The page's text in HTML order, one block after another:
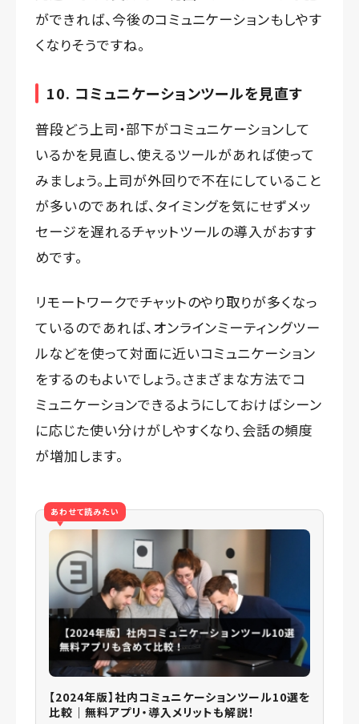
ができれば、今後のコミュニケーションもしやす
くなりそうですね。
10. コミュニケーションツールを見直す
普段どう上司・部下がコミュニケーションして
いるかを見直し、使えるツールがあれば使って
みましょう。上司が外回りで不在にしていること
が多いのであれば、タイミングを気にせずメッ
セージを遅れるチャットツールの導入がおすす
めです。
リモートワークでチャットのやり取りが多くなっ
ているのであれば、オンラインミーティングツー
ルなどを使って対面に近いコミュニケーション
をするのもよいでしょう。さまざまな方法でコ
ミュニケーションできるようにしておけばシーン
に応じた使い分けがしやすくなり、会話の頻度
が増加します。
あわせて読みたい
【2024年版】社内コミュニケーションツール10選を
比較｜無料アプリ・導入メリットも解説！